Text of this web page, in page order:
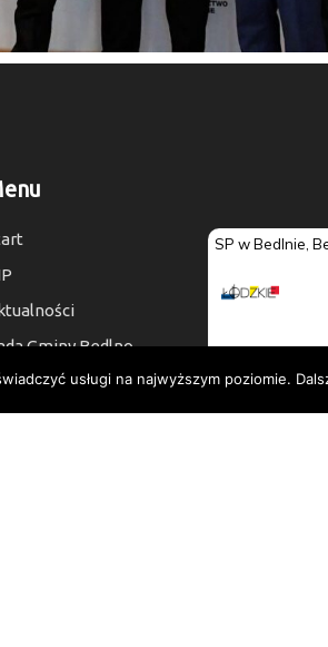
Gminy Bedlno
dostępności
usługi na najwyższym poziomie.